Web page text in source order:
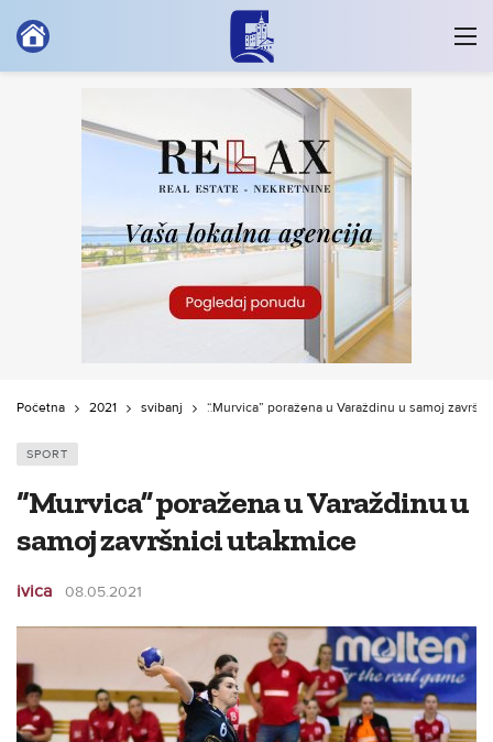
Početna 2021 svibanj “Murvica” poražena u Varaždinu u samoj
SPORT
“Murvica” poražena u Varaždinu u
samoj završnici utakmice
ivica 08.05.2021